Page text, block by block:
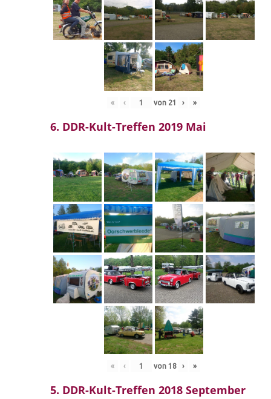
« ‹ von 21 › »
6. DDR-Kult-Treffen 2019 Mai
« ‹ von 18 › »
5. DDR-Kult-Treffen 2018 September